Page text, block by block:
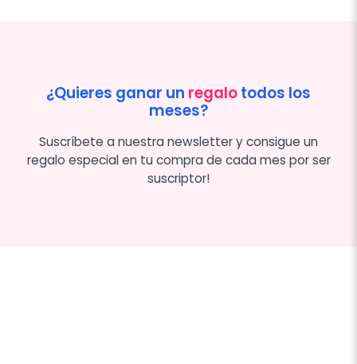
¿Quieres ganar un regalotodos los
meses?
Suscríbete a nuestra newsletter y consigue un
regalo especial en tu compra de cada mes por ser
suscriptor!